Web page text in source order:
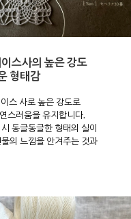
스사의 높은 강도
형태감
스 사로 높은 강도로
스러움을 유지합니다.
동글동글한 형태의 실이
의 느낌을 안겨주는 것과